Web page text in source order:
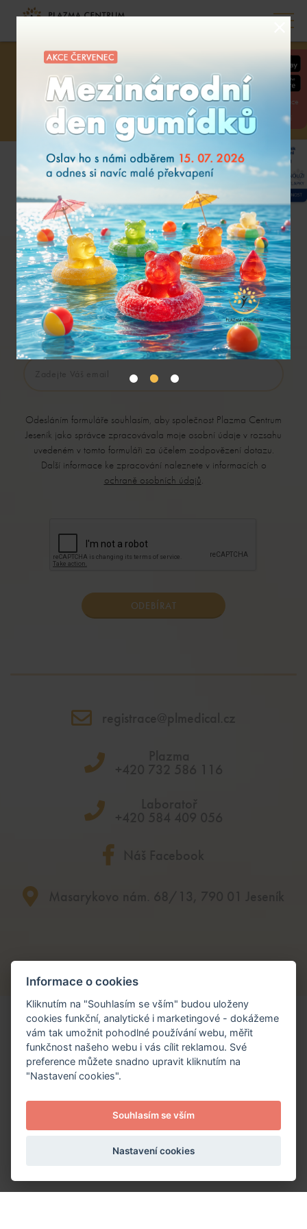
Mobilní aplikace
objednávání
SOUTĚŽ PRO STŘEDNÍ
ŠKOLY
Od října startuje soutěž pro střední školy o ceny za 10 tis.
Kč. Každá třída může soutěžit o nejvyšší počet odběrů do
konce ledna 2025.
Chci dostávat novinky
a být tak u všeho, co se zde děje
Odesláním formuláře souhlasím, aby společnost Plazma Centrum
Jeseník jako správce zpracovávala moje osobní údaje v rozsahu
uvedeném v tomto formuláři za účelem zodpovězení dotazu.
Další informace ke zpracování naleznete v informacích o
ochraně osobních údajů.
ODEBÍRAT
Copyright © 2026 Plazma Centrum Jeseník
Ochrana osobních údajů
Informace o cookies
Kliknutím na "Souhlasím se vším" budou uloženy
cookies funkční, analytické i marketingové - dokážeme
vám tak umožnit pohodlné používání webu, měřit
funkčnost našeho webu i vás cílit reklamou. Své
preference můžete snadno upravit kliknutím na
"Nastavení cookies".
Souhlasím se vším
Nastavení cookies